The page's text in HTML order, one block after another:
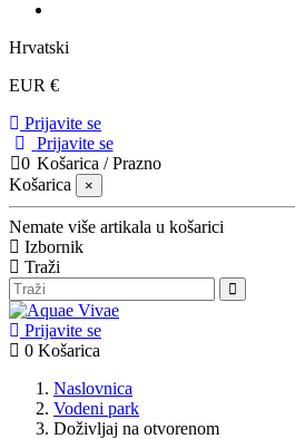
Hrvatski
EUR €
Prijavite se
Prijavite se
0 Košarica /Prazno
Košarica
×
Nemate više artikala u košarici
Izbornik
Traži
Prijavite se
0 Košarica
Naslovnica
Vodeni park
Doživljaj na otvorenom